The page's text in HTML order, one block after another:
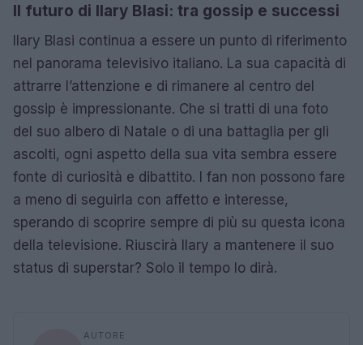
Il futuro di Ilary Blasi: tra gossip e successi
Ilary Blasi continua a essere un punto di riferimento
nel panorama televisivo italiano. La sua capacità di
attrarre l’attenzione e di rimanere al centro del
gossip è impressionante. Che si tratti di una foto
del suo albero di Natale o di una battaglia per gli
ascolti, ogni aspetto della sua vita sembra essere
fonte di curiosità e dibattito. I fan non possono fare
a meno di seguirla con affetto e interesse,
sperando di scoprire sempre di più su questa icona
della televisione. Riuscirà Ilary a mantenere il suo
status di superstar? Solo il tempo lo dirà.
AUTORE